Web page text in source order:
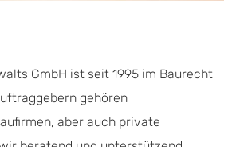
GmbH ist seit 1995 im Baurecht
gehören
aber auch private